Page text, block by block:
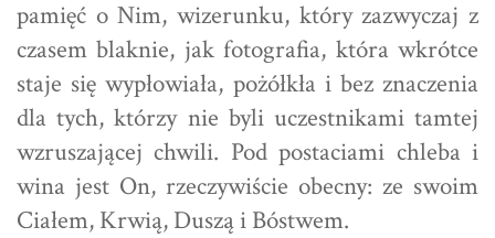
pamięć o Nim, wizerunku, który zazwyczaj z
czasem blaknie, jak fotografia, która wkrótce
staje się wypłowiała, pożółkła i bez znaczenia
dla tych, którzy nie byli uczestnikami tamtej
wzruszającej chwili. Pod postaciami chleba i
wina jest On, rzeczywiście obecny: ze swoim
Ciałem, Krwią, Duszą i Bóstwem.